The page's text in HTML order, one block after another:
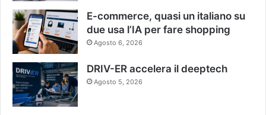
E-commerce, quasi un italiano su
due usa l’IA per fare shopping
Agosto 6, 2026
DRIV-ER accelera il deeptech
Agosto 5, 2026